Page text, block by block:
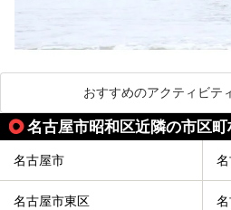
おすすめのアクティビテ
名古屋市昭和区近隣の市区
名古屋市
名古屋市東区